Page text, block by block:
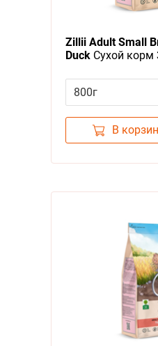
Zillii Adult Small
DuckСухой корм
Индейка с Уткой
800г
В